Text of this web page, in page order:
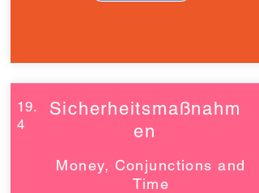
19.
4
Sicherheitsmaßnahm
en
Money, Conjunctions and
Time